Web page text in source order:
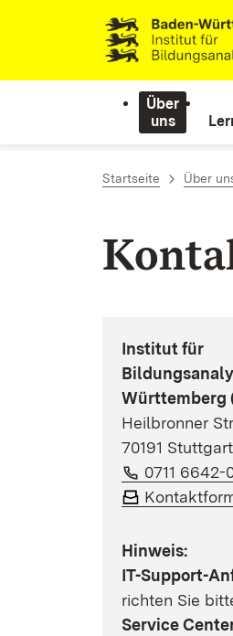
Zum Inhalt springen
Link zur
Über
uns
Startseite Über
Institut für
Württemberg
Heilbronner
70191 Stuttgart
Telefon:
0711 6642-
Hinweis:
IT-Support-
richten Sie
Service